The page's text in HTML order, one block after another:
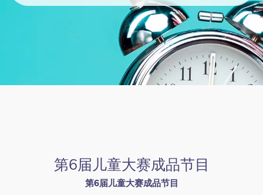
第6届儿童大赛成品节目
第6届儿童大赛成品节目